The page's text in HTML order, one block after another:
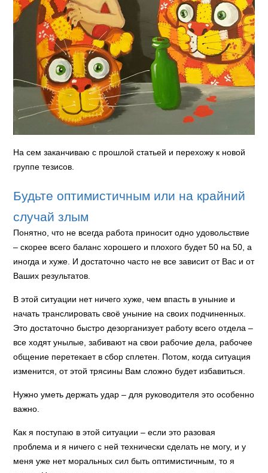
На сем заканчиваю с прошлой статьей и перехожу к новой
группе тезисов.
Будьте оптимистичным или на крайний
случай злым
Понятно, что не всегда работа приносит одно удовольствие
– скорее всего баланс хорошего и плохого будет 50 на 50, а
иногда и хуже. И достаточно часто не все зависит от Вас и от
Ваших результатов.
В этой ситуации нет ничего хуже, чем впасть в уныние и
начать транслировать своё уныние на своих подчиненных.
Это достаточно быстро дезорганизует работу всего отдела –
все ходят унылые, забивают на свои рабочие дела, рабочее
общение перетекает в сбор сплетен. Потом, когда ситуация
изменится, от этой трясины Вам сложно будет избавиться.
Нужно уметь держать удар – для руководителя это особенно
важно.
Как я поступаю в этой ситуации – если это разовая
проблема и я ничего с ней технически сделать не могу, и у
меня уже нет моральных сил быть оптимистичным, то я